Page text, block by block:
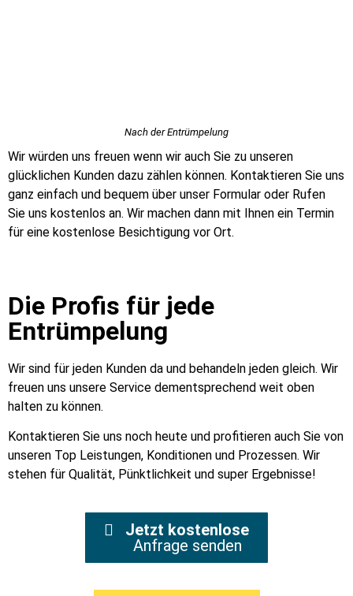
Nach der Entrümpelung
Wir würden uns freuen wenn wir auch Sie zu unseren
glücklichen Kunden dazu zählen können. Kontaktieren Sie uns
ganz einfach und bequem über unser Formular oder Rufen
Sie uns kostenlos an. Wir machen dann mit Ihnen ein Termin
für eine kostenlose Besichtigung vor Ort.
Die Profis für jede
Entrümpelung
Wir sind für jeden Kunden da und behandeln jeden gleich. Wir
freuen uns unsere Service dementsprechend weit oben
halten zu können.
Kontaktieren Sie uns noch heute und profitieren auch Sie von
unseren Top Leistungen, Konditionen und Prozessen. Wir
stehen für Qualität, Pünktlichkeit und super Ergebnisse!
Jetzt kostenlose
Anfrage senden